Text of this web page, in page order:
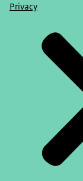
Privacy